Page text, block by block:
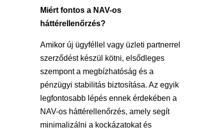
Miért fontos a NAV-os
háttérellenőrzés?
Amikor új ügyféllel vagy üzleti partnerrel
szerződést készül kötni, elsődleges
szempont a megbízhatóság és a
pénzügyi stabilitás biztosítása. Az egyik
legfontosabb lépés ennek érdekében a
NAV-os háttérellenőrzés, amely segít
minimalizálni a kockázatokat és